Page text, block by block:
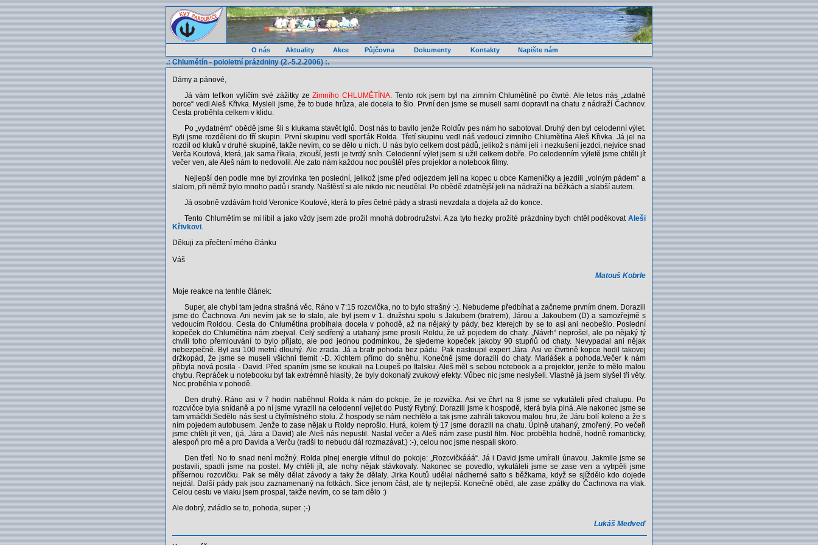
.: Chlumětín - pololetní prázdniny (2.-5.2.2006) :.
Dámy a pánové,
Já vám teťkon vylíčím své zážitky zeZimního CHLUMĚTÍNA. Tento rok jsem byl na zimním Chlumětíně po čtvrté. Ale letos nás „zdatné
borce“ vedl Aleš Křivka. Mysleli jsme, že to bude hrůza, ale docela to šlo. První den jsme se museli sami dopravit na chatu z nádraží Čachnov.
Cesta proběhla celkem v klidu.
Po „vydatném“ obědě jsme šli s klukama stavět Iglů. Dost nás to bavilo jenže Roldův pes nám ho sabotoval. Druhý den byl celodenní výlet.
Byli jsme rozděleni do tří skupin. První skupinu vedl sporťák Rolda. Třetí skupinu vedl náš vedoucí zimního Chlumětína Aleš Křivka. Já jel na
rozdíl od kluků v druhé skupině, takže nevím, co se dělo u nich. U nás bylo celkem dost pádů, jelikož s námi jeli i nezkušení jezdci, nejvíce snad
Verča Koutová, která, jak sama říkala, zkouší, jestli je tvrdý sníh. Celodenní výlet jsem si užil celkem dobře. Po celodenním výletě jsme chtěli jít
večer ven, ale Aleš nám to nedovolil. Ale zato nám každou noc pouštěl přes projektor a notebook filmy.
Nejlepší den podle mne byl zrovinka ten poslední, jelikož jsme před odjezdem jeli na kopec u obce Kameničky a jezdili „volným pádem“ a
slalom, při němž bylo mnoho padů i srandy. Naštěstí si ale nikdo nic neudělal. Po obědě zdatnější jeli na nádraží na běžkách a slabší autem.
Já osobně vzdávám hold Veronice Koutové, která to přes četné pády a strasti nevzdala a dojela až do konce.
Tento Chlumětím se mi líbil a jako vždy jsem zde prožil mnohá dobrodružství. A za tyto hezky prožité prázdniny bych chtěl poděkovat Aleši
Křivkovi.
Děkuji za přečtení mého článku
Váš
Matouš Kobrle
Moje reakce na tenhle článek:
Super, ale chybí tam jedna strašná věc. Ráno v 7:15 rozcvička, no to bylo strašný :-). Nebudeme předbíhat a začneme prvním dnem. Dorazili
jsme do Čachnova. Ani nevím jak se to stalo, ale byl jsem v 1. družstvu spolu s Jakubem (bratrem), Járou a Jakoubem (D) a samozřejmě s
vedoucím Roldou. Cesta do Chlumětína probíhala docela v pohodě, až na nějaký ty pády, bez kterejch by se to asi ani neobešlo. Poslední
kopeček do Chlumětína nám zbejval. Celý sedřený a utahaný jsme prosili Roldu, že už pojedem do chaty. „Návrh“ neprošel, ale po nějaký tý
chvíli toho přemlouvání to bylo přijato, ale pod jednou podmínkou, že sjedeme kopeček jakoby 90 stupňů od chaty. Nevypadal ani nějak
nebezpečně. Byl asi 100 metrů dlouhý. Ale zrada. Já a bratr pohoda bez pádu. Pak nastoupil expert Jára. Asi ve čtvrtině kopce hodil takovej
držkopád, že jsme se museli všichni tlemit :-D. Xichtem přímo do sněhu. Konečně jsme dorazili do chaty. Mariášek a pohoda.Večer k nám
přibyla nová posila - David. Před spaním jsme se koukali na Loupeš po Italsku. Aleš měl s sebou notebook a a projektor, jenže to mělo malou
chybu. Repráček u notebooku byl tak extrémně hlasitý, že byly dokonalý zvukový efekty. Vůbec nic jsme neslyšeli. Vlastně já jsem slyšel tři věty.
Noc proběhla v pohodě.
Den druhý. Ráno asi v 7 hodin naběhnul Rolda k nám do pokoje, že je rozvička. Asi ve čtvrt na 8 jsme se vykutáleli před chalupu. Po
rozcvičce byla snídaně a po ní jsme vyrazili na celodenní vejlet do Pustý Rybný. Dorazili jsme k hospodě, která byla plná. Ale nakonec jsme se
tam vmáčkli.Sedělo nás šest u čtyřmístného stolu. Z hospody se nám nechtělo a tak jsme zahráli takovou malou hru, že Járu bolí koleno a že s
ním pojedem autobusem. Jenže to zase nějak u Roldy neprošlo. Hurá, kolem tý 17 jsme dorazili na chatu. Úplně utahaný, zmořený. Po večeři
jsme chtěli jít ven, (já, Jára a David) ale Aleš nás nepustil. Nastal večer a Aleš nám zase pustil film. Noc proběhla hodně, hodně romanticky,
alespoň pro mě a pro Davida a Verču (radši to nebudu dál rozmazávat.) :-), celou noc jsme nespali skoro.
Den třetí. No to snad není možný. Rolda plnej energie vlítnul do pokoje: „Rozcvičkááá“. Já i David jsme umírali únavou. Jakmile jsme se
postavili, spadli jsme na postel. My chtěli jít, ale nohy nějak stávkovaly. Nakonec se povedlo, vykutáleli jsme se zase ven a vytrpěli jsme
příšernou rozcvičku. Pak se měly dělat závody a taky že dělaly. Jirka Koutů udělal nádherné salto s běžkama, když se sjíždělo kdo dojede
nejdál. Další pády pak jsou zaznamenaný na fotkách. Sice jenom část, ale ty nejlepší. Konečně oběd, ale zase zpátky do Čachnova na vlak.
Celou cestu ve vlaku jsem prospal, takže nevím, co se tam dělo :)
Ale dobrý, zvládlo se to, pohoda, super. ;-)
Lukáš Medveď
O nás Aktuality Akce Půjčovna Dokumenty Kontakty Napište nám